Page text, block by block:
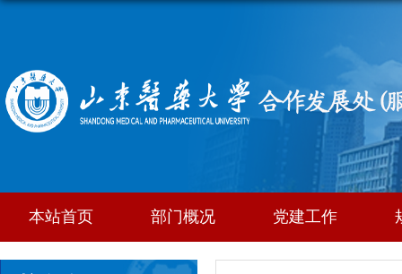
本站首页 部门概况 党建工作